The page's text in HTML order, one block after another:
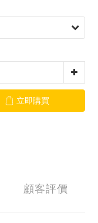
立即購買
顧客評價